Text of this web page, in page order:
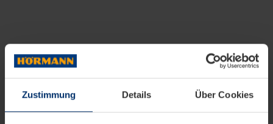
Zustimmung Details Über Cookies